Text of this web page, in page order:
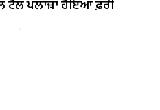
ਟੋਲ ਪਲਾਜ਼ਾ ਹੋਇਆ ਫ਼ਰੀ